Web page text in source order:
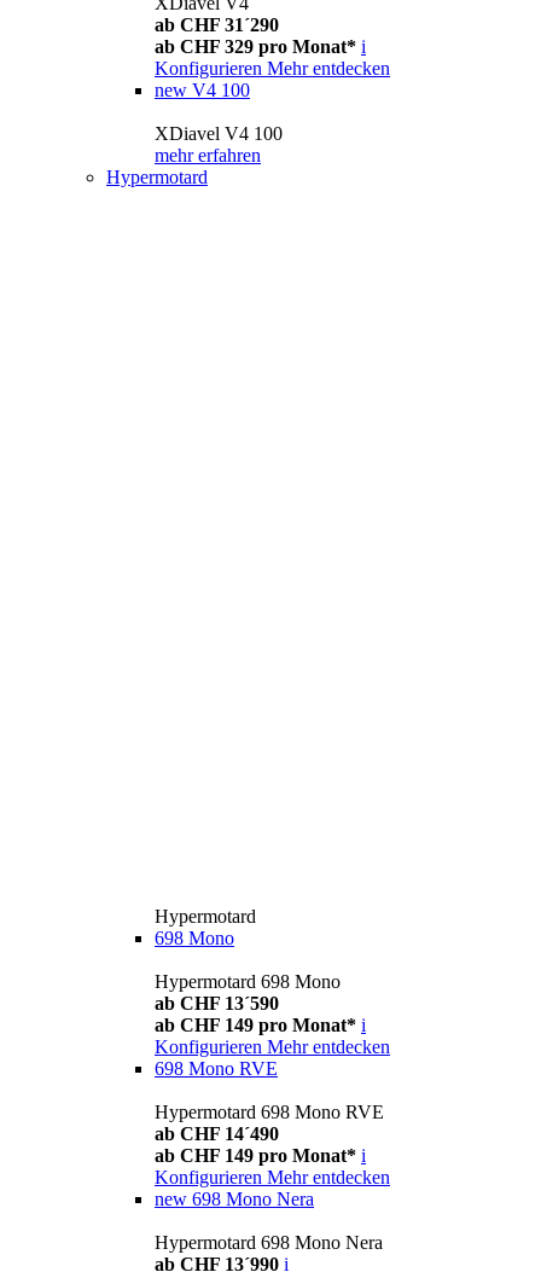
ab CHF 31´290
ab CHF 329 pro Monat* i
Konfigurieren Mehr entdecken
new V4 100
XDiavel V4 100
mehr erfahren
Hypermotard
Hypermotard
698 Mono
Hypermotard 698 Mono
ab CHF 13´590
ab CHF 149 pro Monat* i
Konfigurieren Mehr entdecken
698 Mono RVE
Hypermotard 698 Mono RVE
ab CHF 14´490
ab CHF 149 pro Monat* i
Konfigurieren Mehr entdecken
new 698 Mono Nera
Hypermotard 698 Mono Nera
ab CHF 13´990 i